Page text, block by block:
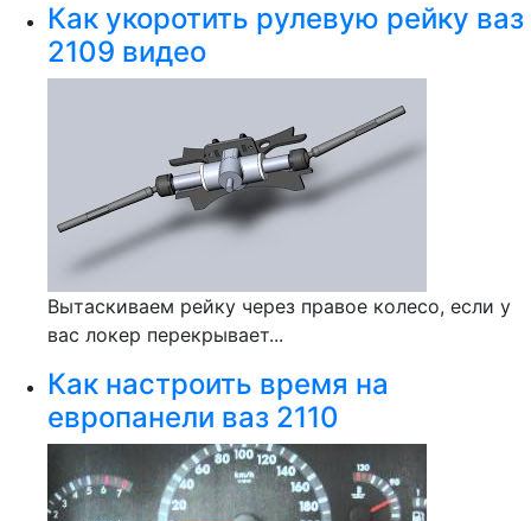
Как укоротить рулевую рейку ваз
2109 видео
Вытаскиваем рейку через правое колесо, если у
вас локер перекрывает...
Как настроить время на
европанели ваз 2110